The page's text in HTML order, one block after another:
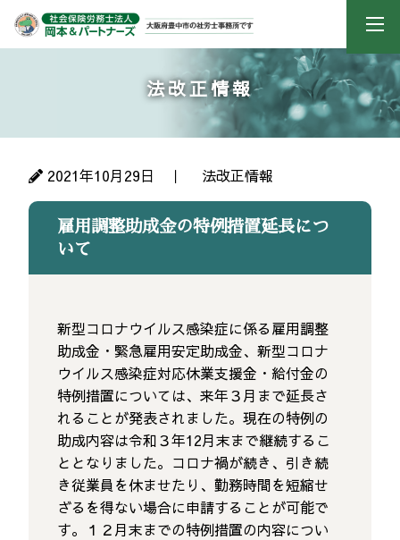
法改正情報
2021年10月29日 ｜ 法改正情報
雇用調整助成金の特例措置延長につ
いて
新型コロナウイルス感染症に係る雇用調整
助成金・緊急雇用安定助成金、新型コロナ
ウイルス感染症対応休業支援金・給付金の
特例措置については、来年３月まで延長さ
れることが発表されました。現在の特例の
助成内容は令和３年12月末まで継続するこ
ととなりました。コロナ禍が続き、引き続
き従業員を休ませたり、勤務時間を短縮せ
ざるを得ない場合に申請することが可能で
す。１２月末までの特例措置の内容につい